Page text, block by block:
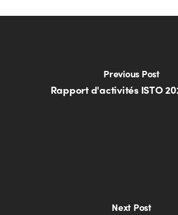
Previous Post
Rapport d'activités ISTO
Next Post